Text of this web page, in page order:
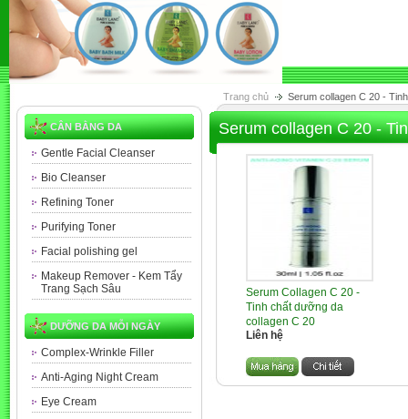
CÂN BẰNG DA
Gentle Facial Cleanser
Bio Cleanser
Refining Toner
Purifying Toner
Facial polishing gel
Makeup Remover - Kem Tẩy
Trang Sạch Sâu
DƯỠNG DA MỖI NGÀY
Complex-Wrinkle Filler
Anti-Aging Night Cream
Eye Cream
Trang chủ Serum collagen C 20 -
Serum collagen C 20 -
Serum Collagen C 20 -
Tinh chất dưỡng da
collagen C 20
Liên hệ